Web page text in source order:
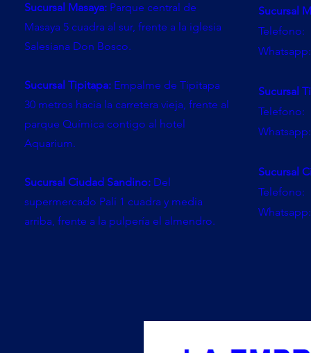
Sucursal Masaya: Parque central de
Masaya 5 cuadra al sur, frente a la iglesia
Salesiana Don Bosco.
Sucursal Tipitapa: Empalme de Tipitapa
30 metros hacia la carretera vieja, frente al
parque Química contigo al hotel
Aquarium.
Sucursal Ciudad Sandino: Del
supermercado Palí 1 cuadra y media
arriba, frente a la pulpería el almendro.
Sucursal
Telefono:
Sucursal
Telefono:
Sucursal
Telefono: